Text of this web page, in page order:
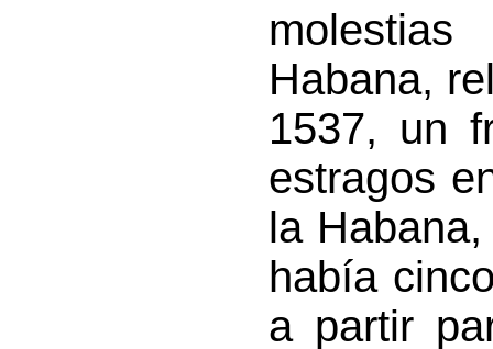
Habana,
1537, un
estragos
la
había
a partir